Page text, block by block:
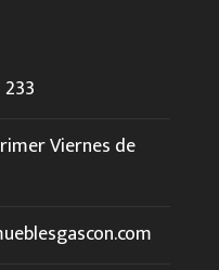
Viernes de